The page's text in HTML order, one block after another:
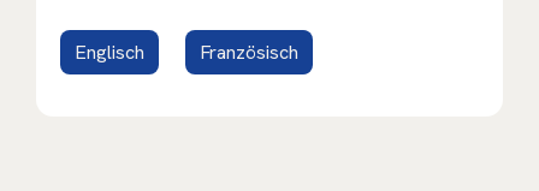
Englisch Französisch